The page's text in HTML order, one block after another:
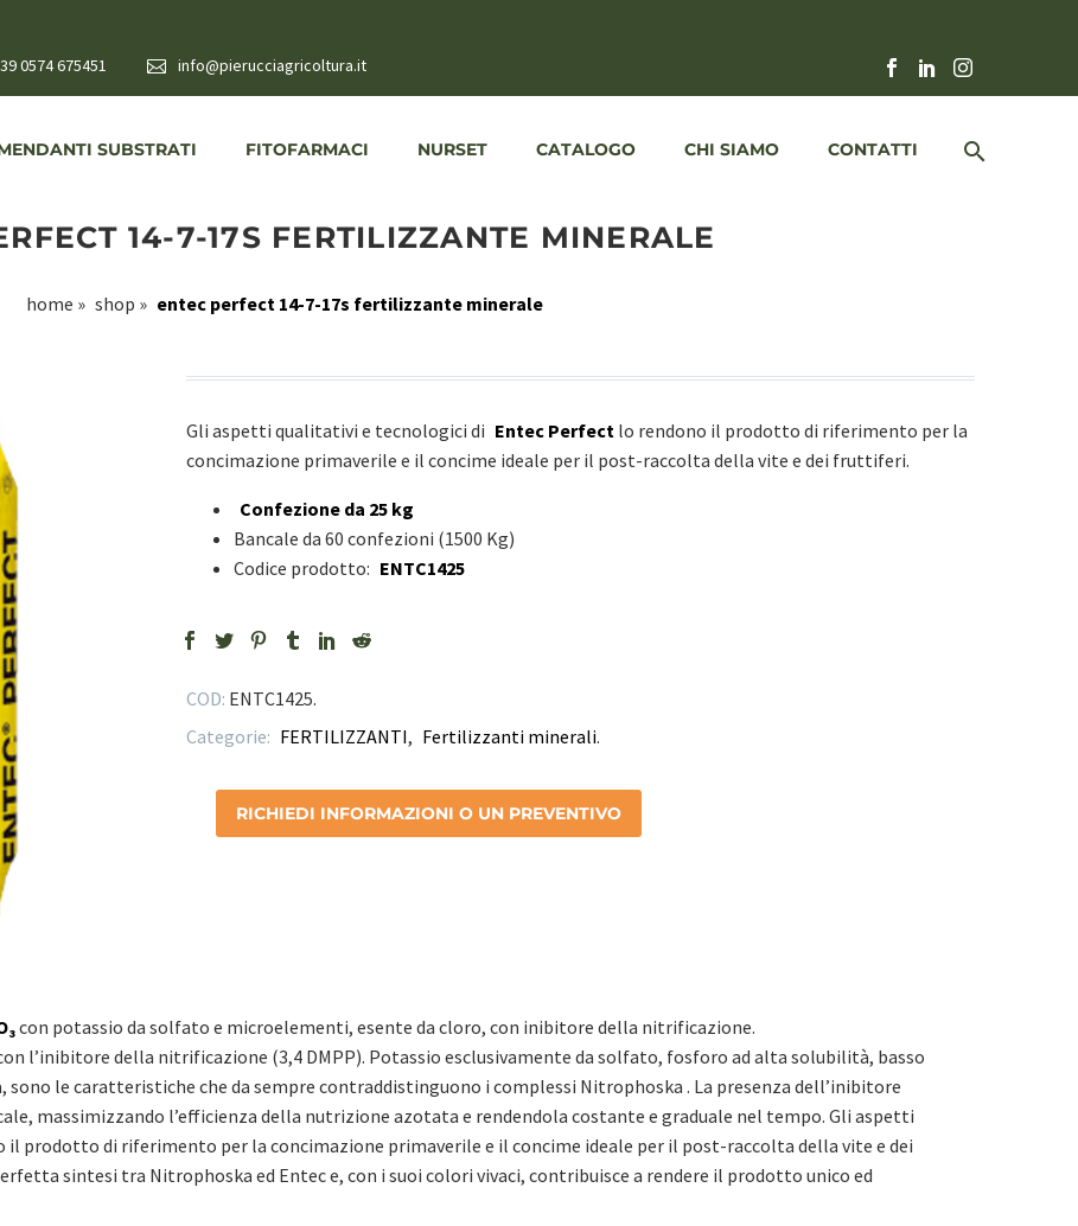
0574 675451 info@pierucciagricoltura.it
SUBSTRATI FITOFARMACI NURSET CATALOGO CHI SIAMO CONTATTI
14-7-17S FERTILIZZANTE MINERALE
home » shop » entec perfect 14-7-17s fertilizzante minerale
Gli aspetti qualitativi e tecnologici di Entec Perfect lo rendono il prodotto di riferimento per la
concimazione primaverile e il concime ideale per il post-raccolta della vite e dei fruttiferi.
Confezione da 25 kg
Bancale da 60 confezioni (1500 Kg)
Codice prodotto: ENTC1425
COD: ENTC1425.
Categorie: FERTILIZZANTI, Fertilizzanti minerali.
RICHIEDI INFORMAZIONI O UN PREVENTIVO
con potassio da solfato e microelementi, esente da cloro, con inibitore della nitrificazione.
l’inibitore della nitrificazione (3,4 DMPP). Potassio esclusivamente da solfato, fosforo ad alta solubilità, basso
le caratteristiche che da sempre contraddistinguono i complessi Nitrophoska . La presenza dell’inibitore
massimizzando l’efficienza della nutrizione azotata e rendendola costante e graduale nel tempo. Gli aspetti
prodotto di riferimento per la concimazione primaverile e il concime ideale per il post-raccolta della vite e dei
sintesi tra Nitrophoska ed Entec e, con i suoi colori vivaci, contribuisce a rendere il prodotto unico ed